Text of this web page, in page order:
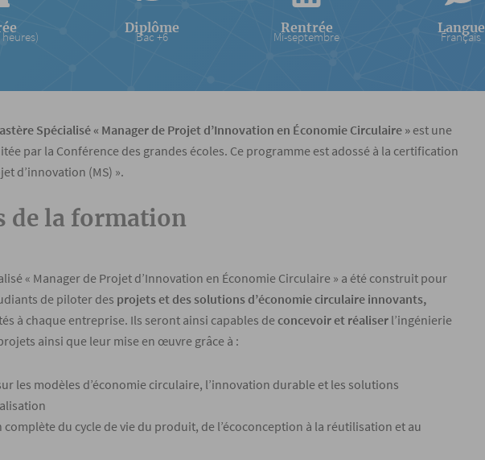
heures)
Diplôme
Bac +6
Rentrée
Mi-septembre
Langue
Français
Spécialisé « Manager de Projet d’Innovation en Économie Circulaire » est une
par la Conférence des grandes écoles. Ce programme est adossé à la certification
d’innovation (MS) ».
de la formation
« Manager de Projet d’Innovation en Économie Circulaire » a été construit pour
de piloter des projets et des solutions d’économie circulaire innovants,
à chaque entreprise. Ils seront ainsi capables deconcevoir et réaliser l’ingénierie
ainsi que leur mise en œuvre grâce à :
les modèles d’économie circulaire, l’innovation durable et les solutions
complète du cycle de vie du produit, de l’écoconception à la réutilisation et au